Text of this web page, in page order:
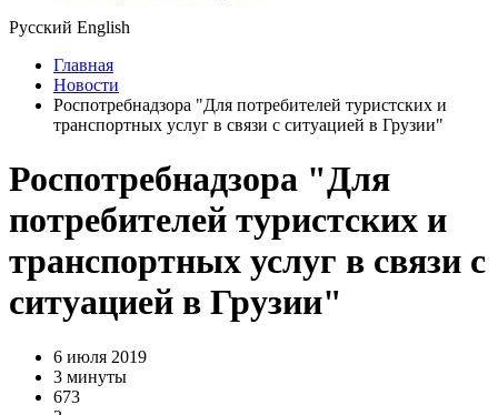
Русский English
Главная
Новости
Роспотребнадзора "Для потребителей туристских и
транспортных услуг в связи с ситуацией в Грузии"
Роспотребнадзора "Для
потребителей туристских и
транспортных услуг в связи с
ситуацией в Грузии"
6 июля 2019
3 минуты
673